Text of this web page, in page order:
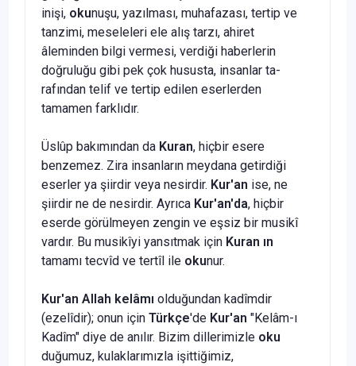
inişi, okunuşu, yazılması, muhafazası, tertip ve
tanzimi, meseleleri ele alış tarzı, ahiret
âleminden bil­gi vermesi, verdiği haberlerin
doğruluğu gibi pek çok hususta, insanlar ta­
rafından telif ve tertip edilen eserlerden
tamamen farklıdır.
Üslûp bakımından da Kuran, hiçbir esere
benzemez. Zira insanların meydana getirdiği
eserler ya şiirdir veya nesirdir. Kur'an ise, ne
şiirdir ne de nesirdir. Ayrıca Kur'an'da, hiçbir
eserde görülmeyen zengin ve eşsiz bir musikî
vardır. Bu musikîyi yansıtmak için Kuran ın
tamamı tecvîd ve tertîl ile okunur.
Kur'an Allah kelâmı olduğundan kadîmdir
(ezelîdir); onun için Türk­çe'de Kur'an "Kelâm-ı
Kadîm" diye de anılır. Bizim dillerimizle oku
duğu­muz, kulaklarımızla işittiğimiz,